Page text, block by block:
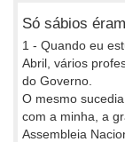
Só sábios
1 - Quando eu
Abril, vários
do Governo.
O mesmo
com a minha, a
Assembleia